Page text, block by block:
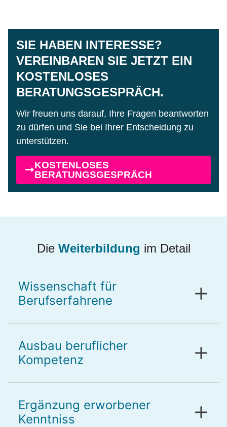
SIE HABEN INTERESSE?
VEREINBAREN SIE JETZT EIN
KOSTENLOSES
BERATUNGSGESPRÄCH.
Wir freuen uns darauf, Ihre Fragen beantworten
zu dürfen und Sie bei Ihrer Entscheidung zu
unterstützen.
KOSTENLOSES
BERATUNGSGESPRÄCH
Die Weiterbildung im Detail
Wissenschaft für
Berufserfahrene
Ausbau beruflicher
Kompetenz
Ergänzung erworbener
Kenntniss